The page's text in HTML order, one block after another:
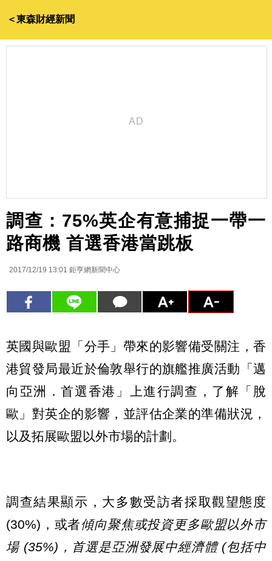
＜東森財經新聞
調查：75%英企有意捕捉一帶一
路商機 首選香港當跳板
2017/12/19 13:01 鉅亨網新聞中心
英國與歐盟「分手」帶來的影響備受關注，香
港貿發局最近於倫敦舉行的旗艦推廣活動「邁
向亞洲．首選香港」上進行調查，了解「脫
歐」對英企的影響，並評估企業的準備狀況，
以及拓展歐盟以外市場的計劃。
調查結果顯示，大多數受訪者採取觀望態度
(30%)，或者傾向聚焦或投資更多歐盟以外市
場 (35%)，首選是亞洲發展中經濟體 (包括中